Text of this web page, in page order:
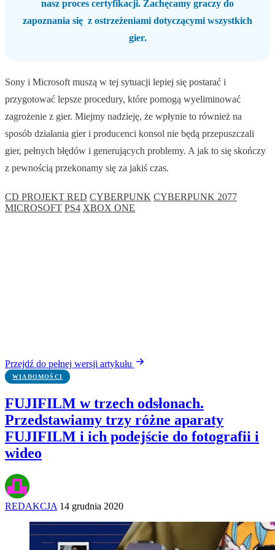
nasz proces certyfikacji. Zachęcamy graczy do
zapoznania się z ostrzeżeniami dotyczącymi wszystkich
gier.
Sony i Microsoft muszą w tej sytuacji lepiej się postarać i
przygotować lepsze procedury, które pomogą wyeliminować
zagrożenie z gier. Miejmy nadzieję, że wpłynie to również na
sposób działania gier i producenci konsol nie będą przepuszczali
gier, pełnych błędów i generujących problemy. A jak to się skończy
z pewnością przekonamy się za jakiś czas.
CD PROJEKT RED CYBERPUNK CYBERPUNK 2077
MICROSOFT PS4 XBOX ONE
Przejdź do pełnej wersji artykułu
WIADOMOŚCI
FUJIFILM w trzech odsłonach.
Przedstawiamy trzy różne aparaty
FUJIFILM i ich podejście do fotografii i
wideo
REDAKCJA 14 grudnia 2020